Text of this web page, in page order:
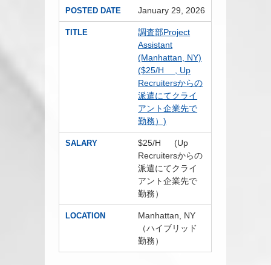
POSTED DATE January 29, 2026
TITLE
調査部Project
Assistant
(Manhattan, NY)
($25/H , Up
Recruitersからの
派遣にてクライ
アント企業先で
勤務）)
SALARY
$25/H (Up
Recruitersからの
派遣にてクライ
アント企業先で
勤務）
LOCATION
Manhattan, NY
（ハイブリッド
勤務）